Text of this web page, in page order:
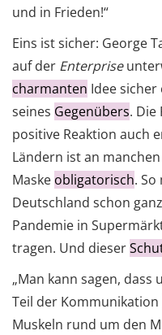
und in Frieden!“
Eins ist sicher: George
auf der Enterprise
charmanten Idee sicher
seines Gegenübers. Die
positive Reaktion auch
Ländern ist an
Maske obligatorisch.
Deutschland schon
Pandemie in
tragen. Und dieser
„Man kann sagen, dass
Teil der Kommunikation
Muskeln rund um den